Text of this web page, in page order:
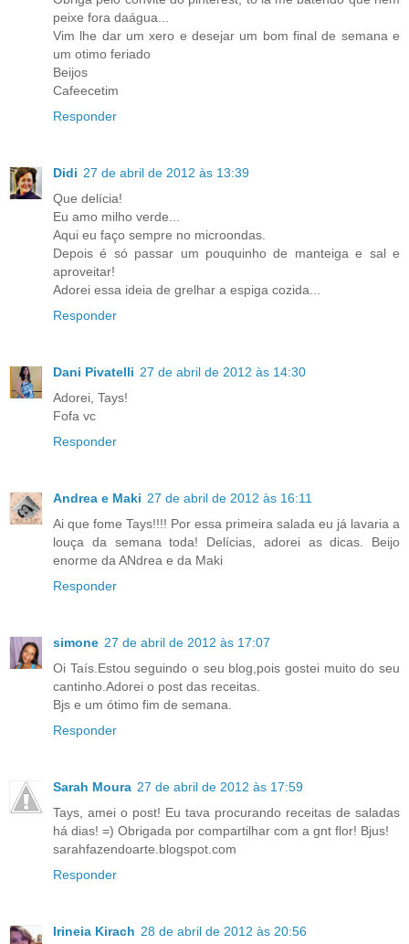
peixe fora daágua...
Vim lhe dar um xero e desejar um bom final de semana e
um otimo feriado
Beijos
Cafeecetim
Responder
Didi 27 de abril de 2012 às 13:39
Que delícia!
Eu amo milho verde...
Aqui eu faço sempre no microondas.
Depois é só passar um pouquinho de manteiga e sal e
aproveitar!
Adorei essa ideia de grelhar a espiga cozida...
Responder
Dani Pivatelli 27 de abril de 2012 às 14:30
Adorei, Tays!
Fofa vc
Responder
Andrea e Maki 27 de abril de 2012 às 16:11
Ai que fome Tays!!!! Por essa primeira salada eu já lavaria a
louça da semana toda! Delícias, adorei as dicas. Beijo
enorme da ANdrea e da Maki
Responder
simone 27 de abril de 2012 às 17:07
Oi Taís.Estou seguindo o seu blog,pois gostei muito do seu
cantinho.Adorei o post das receitas.
Bjs e um ótimo fim de semana.
Responder
Sarah Moura 27 de abril de 2012 às 17:59
Tays, amei o post! Eu tava procurando receitas de saladas
há dias! =) Obrigada por compartilhar com a gnt flor! Bjus!
sarahfazendoarte.blogspot.com
Responder
Irineia Kirach 28 de abril de 2012 às 20:56